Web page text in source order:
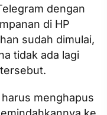
dengan
di HP
sudah dimulai,
tidak ada lagi
menghapus